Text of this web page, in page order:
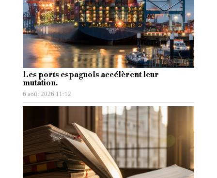
Les ports espagnols accélèrent leur
mutation.
6 août 2026 11:12